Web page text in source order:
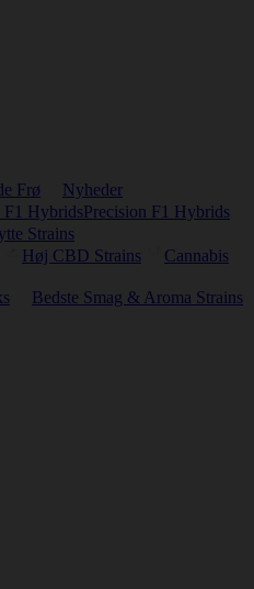
Frø
Nyheder
Precision F1 Hybrids
Strains
Høj CBD Strains
Cannabis
Bedste Smag & Aroma Strains